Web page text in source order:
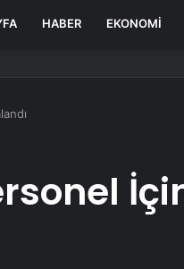
HABER EKONOMI